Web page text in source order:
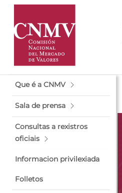
Que é a CNMV
Sala de prensa
Consultas a rexistros
oficiais
Informacion privilexiada
Folletos